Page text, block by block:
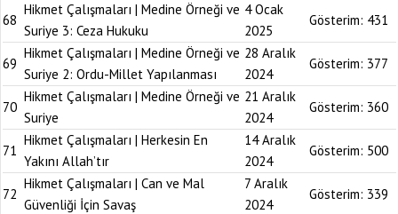
68
Hikmet Çalışmaları | Medine Örneği ve
Suriye 3: Ceza Hukuku
4 Ocak
2025
Gösterim: 431
69
Hikmet Çalışmaları | Medine Örneği ve
Suriye 2: Ordu-Millet Yapılanması
28 Aralık
2024
Gösterim: 377
70
Hikmet Çalışmaları | Medine Örneği ve
Suriye
21 Aralık
2024
Gösterim: 360
71
Hikmet Çalışmaları | Herkesin En
Yakını Allah’tır
14 Aralık
2024
Gösterim: 500
72
Hikmet Çalışmaları | Can ve Mal
Güvenliği İçin Savaş
7 Aralık
2024
Gösterim: 339